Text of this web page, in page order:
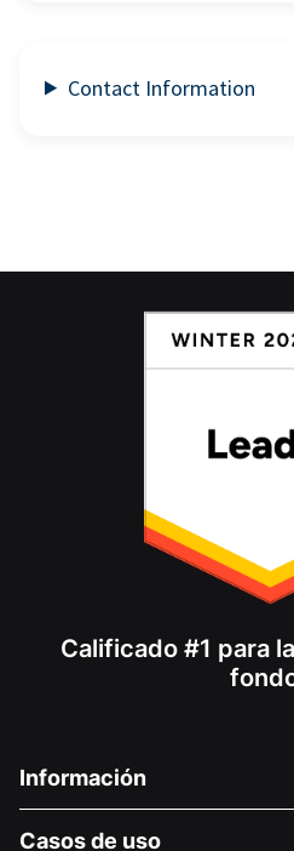
Contact Information
Calificado #1 para
Información
Casos de uso